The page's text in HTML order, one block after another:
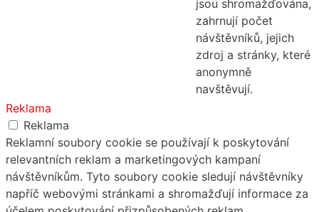
jsou shromažďována,
zahrnují počet
návštěvníků, jejich
zdroj a stránky, které
anonymně
navštěvují.
Reklama
Reklama
Reklamní soubory cookie se používají k poskytování
relevantních reklam a marketingových kampaní
návštěvníkům. Tyto soubory cookie sledují návštěvníky
napříč webovými stránkami a shromažďují informace za